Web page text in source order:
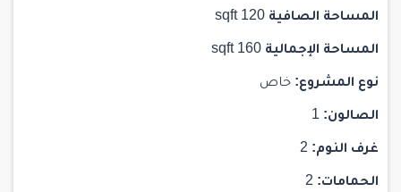
المساحة الصافية
المساحة الإجمالية
نوع المشروع: خاص
الصالون:
غرف النوم:
الحمامات: